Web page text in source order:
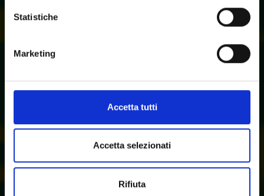
Statistiche
Marketing
Accetta tutti
Accetta selezionati
Rifiuta